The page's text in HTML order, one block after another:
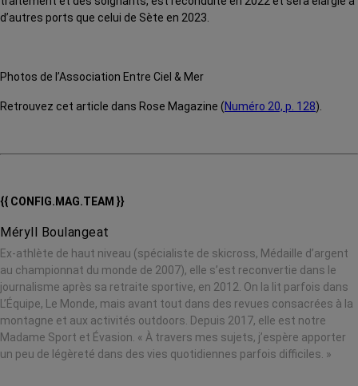
d’autres ports que celui de Sète en 2023.
Photos de l’Association Entre Ciel & Mer
Retrouvez cet article dans Rose Magazine (Numéro 20, p. 128).
{{ CONFIG.MAG.TEAM }}
Méryll Boulangeat
Ex-athlète de haut niveau (spécialiste de skicross, Médaille d’argent
au championnat du monde de 2007), elle s’est reconvertie dans le
journalisme après sa retraite sportive, en 2012. On la lit parfois dans
L’Équipe, Le Monde, mais avant tout dans des revues consacrées à la
montagne et aux activités outdoors. Depuis 2017, elle est notre
Madame Sport et Évasion. « À travers mes sujets, j’espère apporter
un peu de légèreté dans des vies quotidiennes parfois difficiles. »